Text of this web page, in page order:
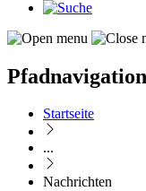
Pfadnavigation
Startseite
...
Nachrichten